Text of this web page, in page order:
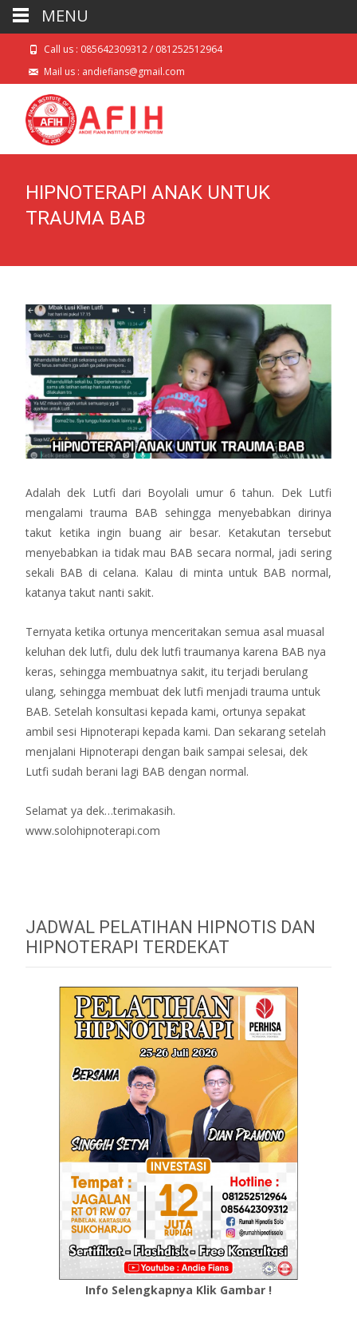
Call us : 085642309312 / 081252512964
Mail us : andiefians@gmail.com
HIPNOTERAPI ANAK UNTUK
TRAUMA BAB
Adalah dek Lutfi dari Boyolali umur 6 tahun. Dek Lutfi
mengalami trauma BAB sehingga menyebabkan dirinya
takut ketika ingin buang air besar. Ketakutan tersebut
menyebabkan ia tidak mau BAB secara normal, jadi sering
sekali BAB di celana. Kalau di minta untuk BAB normal,
katanya takut nanti sakit.
Ternyata ketika ortunya menceritakan semua asal muasal
keluhan dek lutfi, dulu dek lutfi traumanya karena BAB nya
keras, sehingga membuatnya sakit, itu terjadi berulang
ulang, sehingga membuat dek lutfi menjadi trauma untuk
BAB. Setelah konsultasi kepada kami, ortunya sepakat
ambil sesi Hipnoterapi kepada kami. Dan sekarang setelah
menjalani Hipnoterapi dengan baik sampai selesai, dek
Lutfi sudah berani lagi BAB dengan normal.
Selamat ya dek…terimakasih.
www.solohipnoterapi.com
JADWAL PELATIHAN HIPNOTIS DAN
HIPNOTERAPI TERDEKAT
Info Selengkapnya Klik Gambar !
MENU